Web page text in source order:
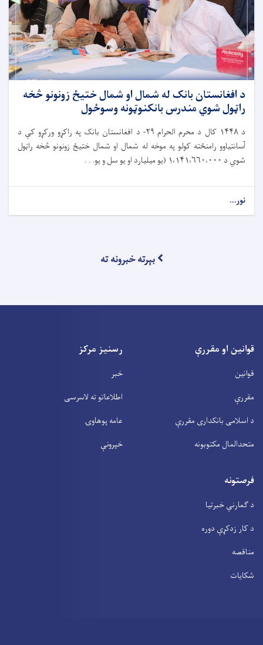
د افغانستان بانک له شمال او شمال ختیځ زونونو څخه
راټول شوي مندرس بانکنوټونه وسوځول
د۱۴۴۸ کال د محرم الحرام ۲۹- د افغانستان بانک په راکړو ورکړو کې د
آسانتیاوو رامنځته کولو په موخه له شمال او شمال ختیځ زونونو څخه راټول
شوي د ۱،۱۴۱،۶۶۰،۰۰۰ ( یو میلیارد او یو سل و یو. . .
نور...
بېرته خبرونه ته
قوانین او مقررې
قوانین
مقررې
د اسلامی بانکداری مقررې
متحدالمال مکتوبونه
رسنیز مرکز
خبر
اطلاعاتو ته لاسرسی
عامه پوهاوۍ
خپرونې
فرصتونه
د ګمارنې خبرتیا
د کار زدکړې دوره
مناقصه
شکایات